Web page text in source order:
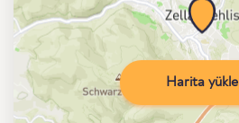
Harita yükle